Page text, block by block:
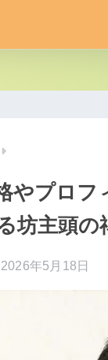
やプロフ
坊主頭の
2026年5月18日